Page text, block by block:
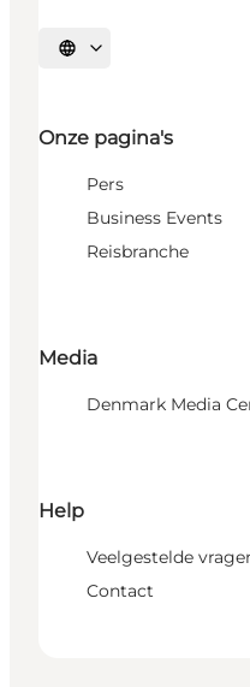
Selecteer taal
Onze pagina's
Pers
Business Events
Reisbranche
Media
Denmark Media
Help
Veelgestelde
Contact